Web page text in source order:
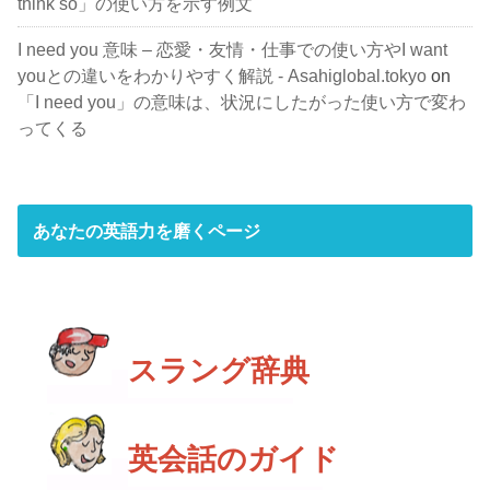
I need you 意味 – 恋愛・友情・仕事での使い方やI want
youとの違いをわかりやすく解説 - Asahiglobal.tokyo on
「I need you」の意味は、状況にしたがった使い方で変わ
ってくる
あなたの英語力を磨くページ
スラング辞典
英会話のガイド